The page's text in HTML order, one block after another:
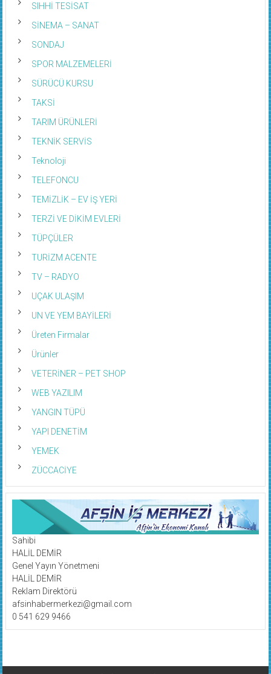
SIHHİ TESİSAT
SİNEMA – SANAT
SONDAJ
SPOR MALZEMELERİ
SÜRÜCÜ KURSU
TAKSİ
TARIM ÜRÜNLERİ
TEKNİK SERVİS
Teknoloji
TELEFONCU
TEMİZLİK – EV İŞ YERİ
TERZİ VE DİKİM EVLERİ
TÜPÇÜLER
TURİZM ACENTE
TV – RADYO
UÇAK ULAŞIM
UN VE YEM BAYİLERİ
Üreten Firmalar
Ürünler
VETERİNER – PET SHOP
WEB YAZILIM
YANGIN TÜPÜ
YAPI DENETİM
YEMEK
ZÜCCACİYE
Sahibi
HALİL DEMİR
Genel Yayın Yönetmeni
HALİL DEMİR
Reklam Direktörü
afsinhabermerkezi@gmail.com
0 541 629 9466